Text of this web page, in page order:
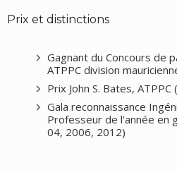
Cherpozat, L.
Ultrasonic pretreatment
and limitations », Biomass
2019, pp. 54-63.
Maury, C. , Crispino, F.,
study of laminated glass
poly(vinyl butyral) for
Bioresources, 14:2, 2019,
Prix et distinctions
Gagnant du Concours de
ATPPC division
Prix John S. Bates, ATPPC
Gala reconnaissance
Professeur de l'année en
04, 2006, 2012)